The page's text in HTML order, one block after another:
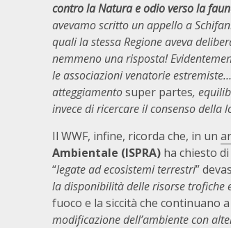
contro la Natura e odio verso la
avevamo scritto un appello a
quali la stessa Regione aveva
nemmeno una risposta!
le associazioni venatorie
atteggiamentosuper partes,
invece di ricercare il consenso della
Il WWF, infine, ricorda che, in un
Ambientale (ISPRA) ha chiesto
“legate ad ecosistemi terrestri”
la disponibilità delle risorse trofiche
fuoco e la siccità che continuano
modificazione dell’ambiente con